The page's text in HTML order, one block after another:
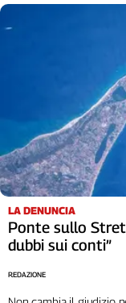
La
redazione
Newsletter
Social
LA DENUNCIA
Ponte sullo
dubbi sui conti”
REDAZIONE